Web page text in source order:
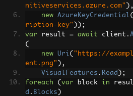
nitiveservices.azure.com" ),
new
AzureKeyCredential(
ription-key" ));
var result = await client .
(
new
Uri ( "https://
ent.png" ),
VisualFeatures . Read );
foreach
( var block in
d . Blocks )